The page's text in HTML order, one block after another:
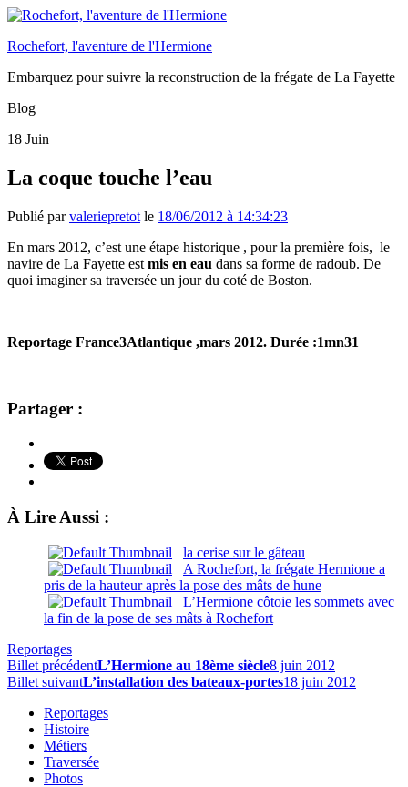
Rochefort, l'aventure de l'Hermione
Embarquez pour suivre la reconstruction de la frégate de La Fayette
Blog
18 Juin
La coque touche l’eau
Publié parvaleriepretot le 18/06/2012 à 14:34:23
En mars 2012, c’est une étape historique , pour la première fois, le
navire de La Fayette est mis en eau dans sa forme de radoub. De
quoi imaginer sa traversée un jour du coté de Boston.
Reportage France3Atlantique ,mars 2012. Durée :1mn31
Partager :
À Lire Aussi :
la cerise sur le gâteau
A Rochefort, la frégate Hermione a
pris de la hauteur après la pose des mâts de hune
L’Hermione côtoie les sommets avec
la fin de la pose de ses mâts à Rochefort
Reportages
Billet précédentL’Hermione au 18ème siècle8 juin 2012
Billet suivantL’installation des bateaux-portes18 juin 2012
Reportages
Histoire
Métiers
Traversée
Photos